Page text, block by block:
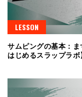
LESSON
サムピングの基本：
はじめるスラップラ